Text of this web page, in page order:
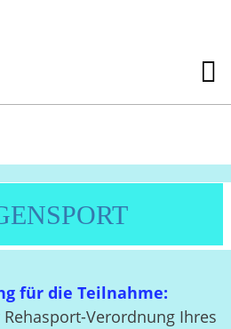
für die Teilnahme:
Verordnung Ihres